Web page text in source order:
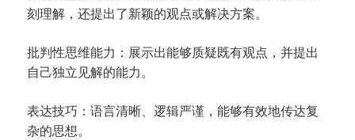
刻理解，还提出了新颖的观点或解决方案。
批判性思维能力：展示出能够质疑既有观点，并提出
自己独立见解的能力。
表达技巧：语言清晰、逻辑严谨，能够有效地传达复
杂的思想。